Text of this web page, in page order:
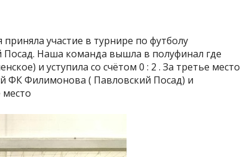
участие в турнире по футболу
Посад. Наша команда вышла в полуфинал где
и уступила со счётом 0 : 2 . За третье место
ФК Филимонова ( Павловский Посад) и
место